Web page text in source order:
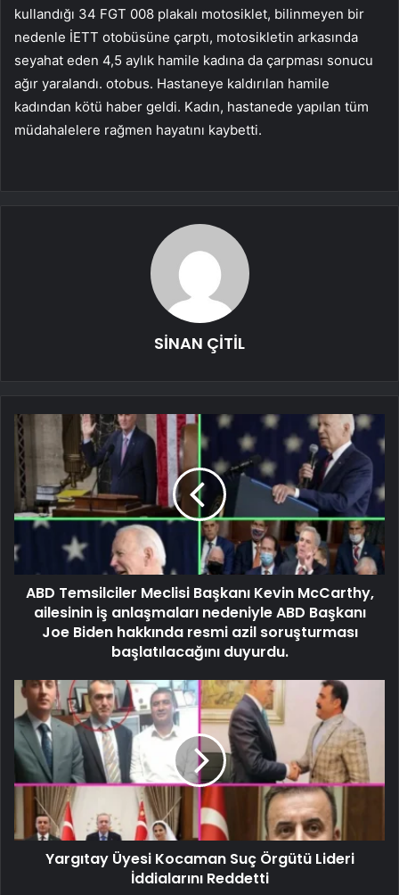
kullandığı 34 FGT 008 plakalı motosiklet, bilinmeyen bir
nedenle İETT otobüsüne çarptı, motosikletin arkasında
seyahat eden 4,5 aylık hamile kadına da çarpması sonucu
ağır yaralandı. otobus. Hastaneye kaldırılan hamile
kadından kötü haber geldi. Kadın, hastanede yapılan tüm
müdahalelere rağmen hayatını kaybetti.
SİNAN ÇİTİL
ABD Temsilciler Meclisi Başkanı Kevin McCarthy,
ailesinin iş anlaşmaları nedeniyle ABD Başkanı
Joe Biden hakkında resmi azil soruşturması
başlatılacağını duyurdu.
Yargıtay Üyesi Kocaman Suç Örgütü Lideri
İddialarını Reddetti